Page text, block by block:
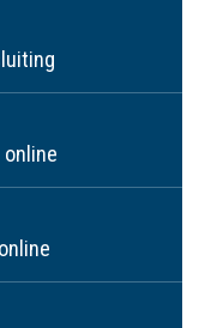
online